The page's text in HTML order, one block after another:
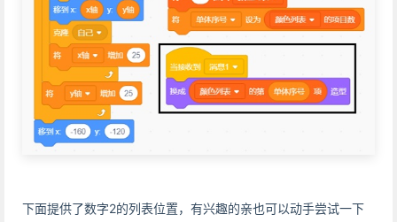
下面提供了数字2的列表位置，有兴趣的亲也可以动手尝试一下